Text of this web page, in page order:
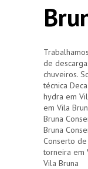
de
chuveiros.
técnica
hydra em
em Vila
Bruna
Bruna
Conserto
torneira em
Vila Bruna